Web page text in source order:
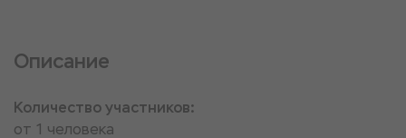
Описание
Количество участников:
от 1 человека